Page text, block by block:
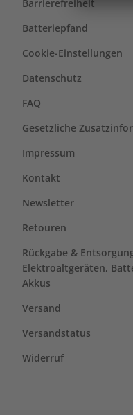
Barrierefreiheit
Batteriepfand
Cookie-Einstellungen
Datenschutz
FAQ
Gesetzliche
Impressum
Kontakt
Newsletter
Retouren
Rückgabe &
Elektroaltgeräten,
Akkus
Versand
Versandstatus
Widerruf